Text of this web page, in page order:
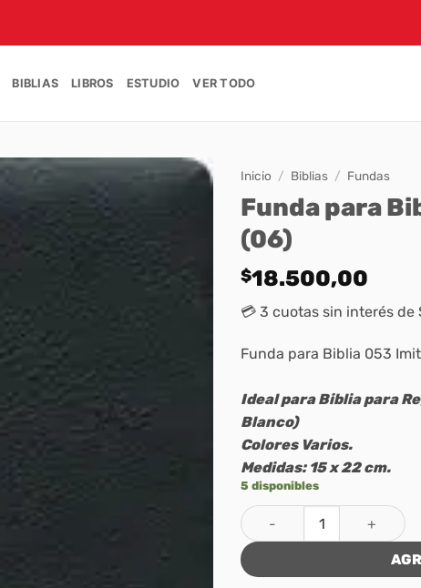
BIBLIAS LIBROS ESTUDIO VER TODO
Inicio / Biblias / Fundas
Funda para
(06)
$18.500,00
💳 3 cuotas sin interés de
Funda para Biblia 053
Ideal para Biblia para
Blanco)
Colores Varios.
Medidas: 15 x 22 cm.
5 disponibles
Funda para Biblia 053